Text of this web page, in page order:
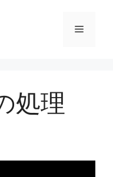
メ
処理